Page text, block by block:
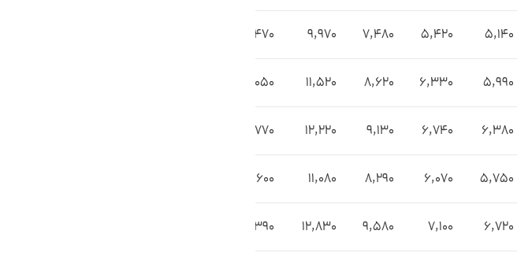
5,140
5,420
7,480
9,970
12,470
5,990
6,330
8,620
11,520
14,050
6,380
6,740
9,130
12,220
14,770
5,750
6,070
8,290
11,080
13,600
6,720
7,100
9,580
12,830
15,390